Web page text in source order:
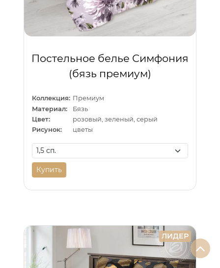
Постельное белье Симфония
(бязь премиум)
Коллекция: Премиум
Материал:
Бязь
Цвет:
розовый, зеленый, серый
Рисунок:
цветы
Купить
ЛИДЕР